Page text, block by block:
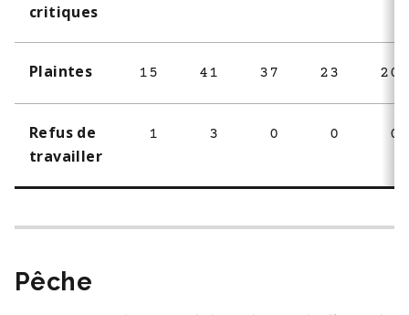
critiques
Plaintes 15 41 37 23 20
Refus de
travailler
1 3 0 0 0
Pêche